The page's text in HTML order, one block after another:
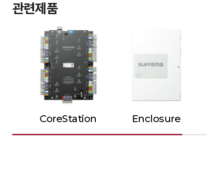
관련제품
CoreStation Enclosure